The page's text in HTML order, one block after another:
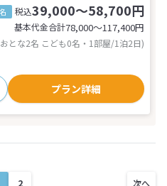
税込39,000～58,700円
基本代金合計78,000〜117,400円
とな2名 こども0名・1部屋/1泊2日)
プラン詳細
2